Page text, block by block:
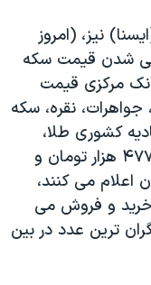
نیز، (امروز
نرخی شدن قیمت سکه
مرکزی قیمت
طلا، جواهرات، نقره، سکه
اتحادیه کشوری طلا،
جواهرات، نقره، سکه و صراف تهران، ۴۷۷ هزار تومان و
را، ۴۸۲ هزار تومان اعلام می کنند،
خرید و فروش می
ترین عدد در بین